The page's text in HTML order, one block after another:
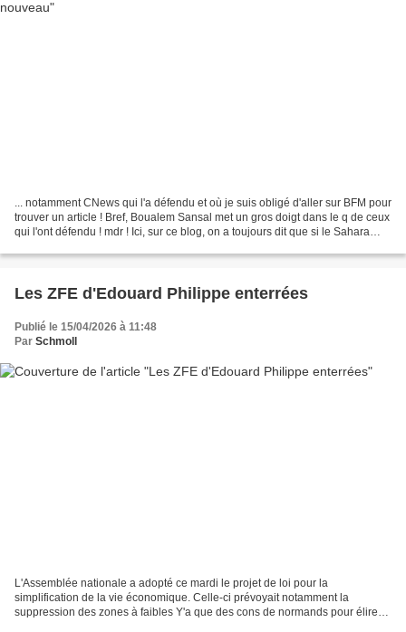
... notamment CNews qui l'a défendu et où je suis obligé d'aller sur BFM pour
trouver un article ! Bref, Boualem Sansal met un gros doigt dans le q de ceux
qui l'ont défendu ! mdr ! Ici, sur ce blog, on a toujours dit que si le Sahara
Les ZFE d'Edouard Philippe enterrées
Publié le 15/04/2026 à 11:48
Par Schmoll
L'Assemblée nationale a adopté ce mardi le projet de loi pour la
simplification de la vie économique. Celle-ci prévoyait notamment la
suppression des zones à faibles Y'a que des cons de normands pour élire